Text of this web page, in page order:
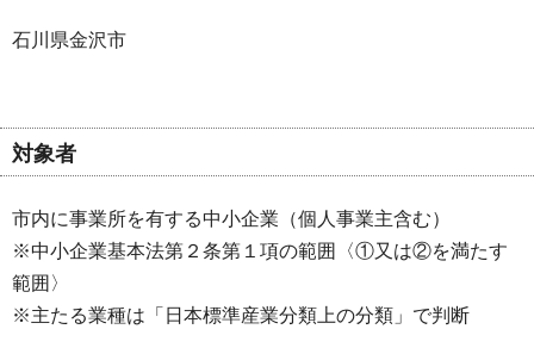
石川県金沢市
対象者
市内に事業所を有する中小企業（個人事業主含む）
※中小企業基本法第２条第１項の範囲〈①又は②を満たす
範囲〉
※主たる業種は「日本標準産業分類上の分類」で判断